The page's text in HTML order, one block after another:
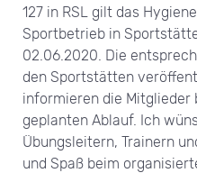
127 in RSL gilt das
Sportbetrieb in
02.06.2020. Die
den Sportstätten
informieren die Mitglieder
geplanten Ablauf. Ich
Übungsleitern, Trainern
und Spaß beim